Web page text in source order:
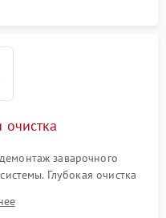
очистка
заварочного
Глубокая очистка
масел, жмыха и накипи.
с использованием